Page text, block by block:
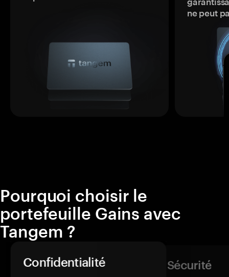
ne peut
Pourquoi choisir le
portefeuille Gains avec
Tangem ?
Confidentialité Sécurité